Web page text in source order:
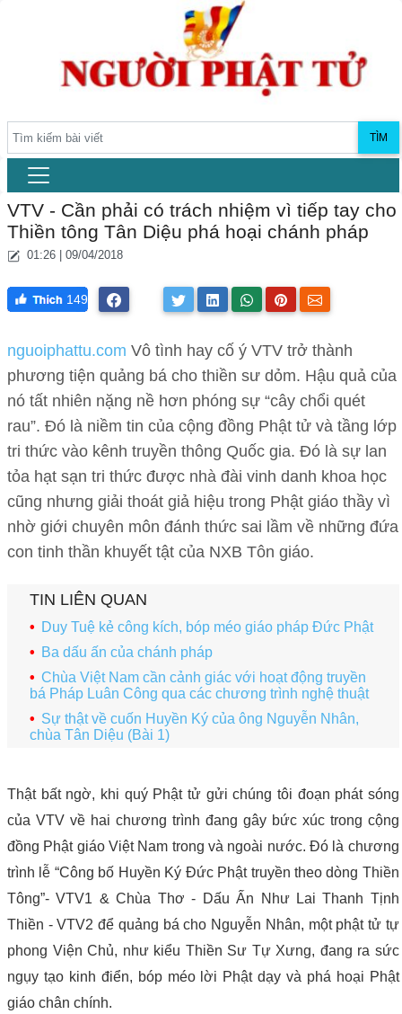
TÌM
VTV - Cần phải có trách nhiệm vì tiếp tay cho
Thiền tông Tân Diệu phá hoại chánh pháp
01:26 | 09/04/2018
149
nguoiphattu.com Vô tình hay cố ý VTV trở thành
phương tiện quảng bá cho thiền sư dỏm. Hậu quả của
nó tất nhiên nặng nề hơn phóng sự “cây chổi quét
rau”. Đó là niềm tin của cộng đồng Phật tử và tầng lớp
tri thức vào kênh truyền thông Quốc gia. Đó là sự lan
tỏa hạt sạn tri thức được nhà đài vinh danh khoa học
cũng nhưng giải thoát giả hiệu trong Phật giáo thầy vì
nhờ giới chuyên môn đánh thức sai lầm về những đứa
con tinh thần khuyết tật của NXB Tôn giáo.
TIN LIÊN QUAN
Duy Tuệ kẻ công kích, bóp méo giáo pháp Đức Phật
Ba dấu ấn của chánh pháp
Chùa Việt Nam cần cảnh giác với hoạt động truyền
bá Pháp Luân Công qua các chương trình nghệ thuật
Sự thật về cuốn Huyền Ký của ông Nguyễn Nhân,
chùa Tân Diệu (Bài 1)
Thật bất ngờ, khi quý Phật tử gửi chúng tôi đoạn phát sóng
của VTV về hai chương trình đang gây bức xúc trong cộng
đồng Phật giáo Việt Nam trong và ngoài nước. Đó là chương
trình lễ “Công bố Huyền Ký Đức Phật truyền theo dòng Thiền
Tông”- VTV1 & Chùa Thơ - Dấu Ấn Như Lai Thanh Tịnh
Thiền - VTV2 để quảng bá cho Nguyễn Nhân, một phật tử tự
phong Viện Chủ, như kiểu Thiền Sư Tự Xưng, đang ra sức
ngụy tạo kinh điển, bóp méo lời Phật dạy và phá hoại Phật
giáo chân chính.